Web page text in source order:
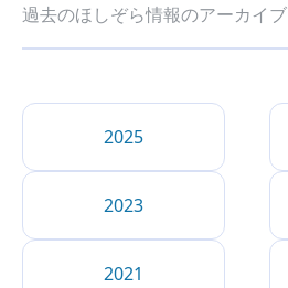
過去のほしぞら情報のアーカイブ
2025
2023
2021